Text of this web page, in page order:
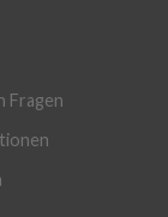
Fragen